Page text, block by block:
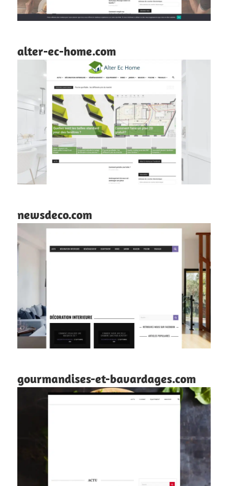
alter-ec-home.com
newsdeco.com
gourmandises-et-bavardages.com